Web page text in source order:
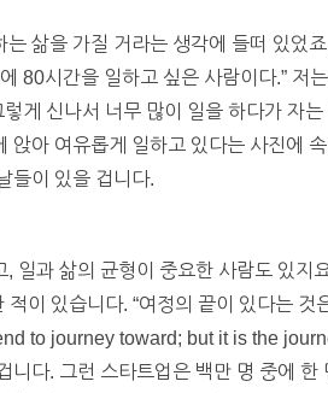
삶을 가질 거라는 생각에 들떠 있었
80시간을 일하고 싶은 사람이다.” 저
게 신나서 너무 많이 일을 하다가 자
아 여유롭게 일하고 있다는 사진에
들이 있을 겁니다.
일과 삶의 균형이 중요한 사람도 있지
이 있습니다. “여정의 끝이 있다는 것
to journey toward; but it is the
다. 그런 스타트업은 백만 명 중에 한